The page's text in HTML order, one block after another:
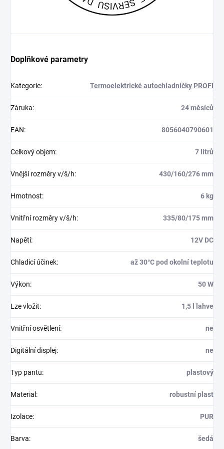
Doplňkové parametry
Kategorie: Termoelektrické autochladničky PROFI
Záruka: 24 měsíců
EAN: 8056040790601
Celkový objem: 7 litrů
Vnější rozměry v/š/h: 430/160/276 mm
Hmotnost: 6 kg
Vnitřní rozměry v/š/h: 335/80/175 mm
Napětí: 12V DC
Chladicí účinek: až 30°C pod okolní teplotu
Výkon: 50 W
Lze vložit: 1,5 l lahve
Vnitřní osvětlení: ne
Digitální displej: ne
Typ pantu: plastový
Material : robustní plast
Izolace: PUR
Barva: šedá